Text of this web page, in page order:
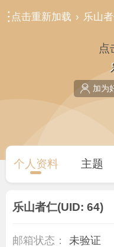
点击重新加载 › 乐山
点
加为
个人资料 主题
乐山者仁(UID: 64)
邮箱状态： 未验证